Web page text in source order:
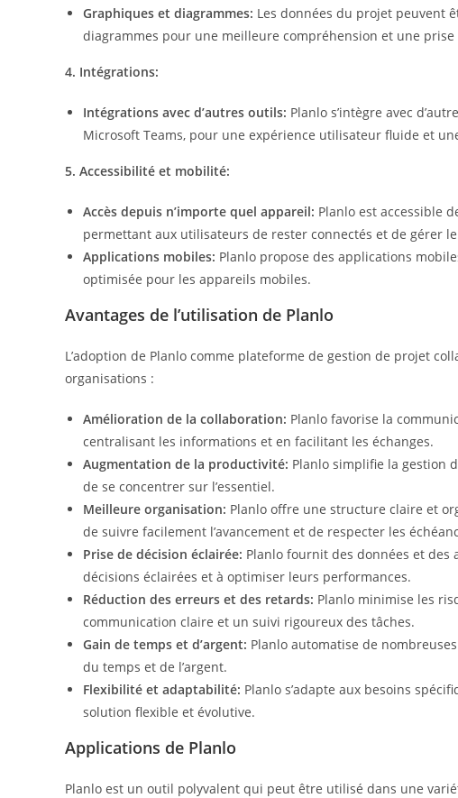
Graphiques et diagrammes: Les données du projet peuvent
diagrammes pour une meilleure compréhension et une prise
4. Intégrations:
Intégrations avec d’autres outils: Planlo s’intègre avec
Microsoft Teams, pour une expérience utilisateur fluide et
5. Accessibilité et mobilité:
Accès depuis n’importe quel appareil: Planlo est accessible
permettant aux utilisateurs de rester connectés et de gérer
Applications mobiles: Planlo propose des applications
optimisée pour les appareils mobiles.
Avantages de l’utilisation de Planlo
L’adoption de Planlo comme plateforme de gestion de projet
organisations :
Amélioration de la collaboration: Planlo favorise la
centralisant les informations et en facilitant les échanges.
Augmentation de la productivité: Planlo simplifie la gestion
de se concentrer sur l’essentiel.
Meilleure organisation: Planlo offre une structure claire et
de suivre facilement l’avancement et de respecter les
Prise de décision éclairée: Planlo fournit des données et des
décisions éclairées et à optimiser leurs performances.
Réduction des erreurs et des retards: Planlo minimise les
communication claire et un suivi rigoureux des tâches.
Gain de temps et d’argent: Planlo automatise de
du temps et de l’argent.
Flexibilité et adaptabilité: Planlo s’adapte aux besoins
solution flexible et évolutive.
Applications de Planlo
Planlo est un outil polyvalent qui peut être utilisé dans une